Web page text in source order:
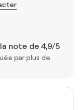
note de 4,9/5
par plus de